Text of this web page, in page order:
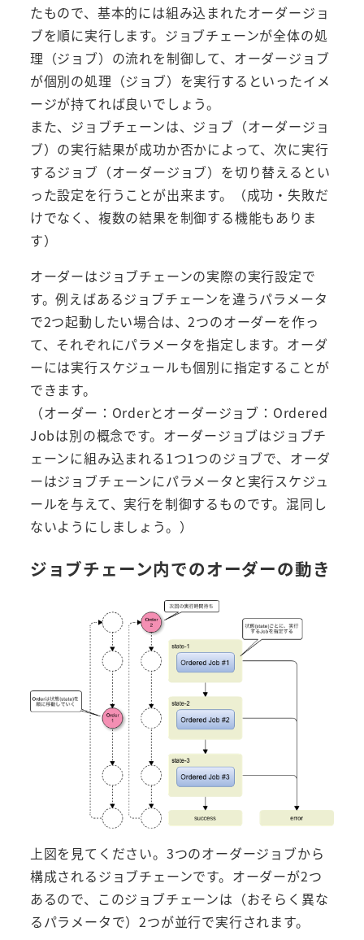
たもので、基本的には組み込まれたオーダージョ
ブを順に実行します。ジョブチェーンが全体の処
理（ジョブ）の流れを制御して、オーダージョブ
が個別の処理（ジョブ）を実行するといったイメ
ージが持てれば良いでしょう。
また、ジョブチェーンは、ジョブ（オーダージョ
ブ）の実行結果が成功か否かによって、次に実行
するジョブ（オーダージョブ）を切り替えるとい
った設定を行うことが出来ます。（成功・失敗だ
けでなく、複数の結果を制御する機能もありま
す）
オーダーはジョブチェーンの実際の実行設定で
す。例えばあるジョブチェーンを違うパラメータ
で2つ起動したい場合は、2つのオーダーを作っ
て、それぞれにパラメータを指定します。オーダ
ーには実行スケジュールも個別に指定することが
できます。
（オーダー：Orderとオーダージョブ：Ordered
Jobは別の概念です。オーダージョブはジョブチ
ェーンに組み込まれる1つ1つのジョブで、オーダ
ーはジョブチェーンにパラメータと実行スケジュ
ールを与えて、実行を制御するものです。混同し
ないようにしましょう。）
ジョブチェーン内でのオーダーの動き
上図を見てください。3つのオーダージョブから
構成されるジョブチェーンです。オーダーが2つ
あるので、このジョブチェーンは（おそらく異な
るパラメータで）2つが並行で実行されます。